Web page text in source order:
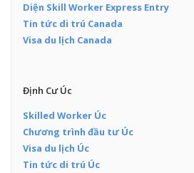
Diện Skill Worker Express Entry
Tin tức di trú Canada
Visa du lịch Canada
Định Cư Úc
Skilled Worker Úc
Chương trình đầu tư Úc
Visa du lịch Úc
Tin tức di trú Úc